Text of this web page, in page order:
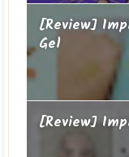
[Review]
Gel
[Review]